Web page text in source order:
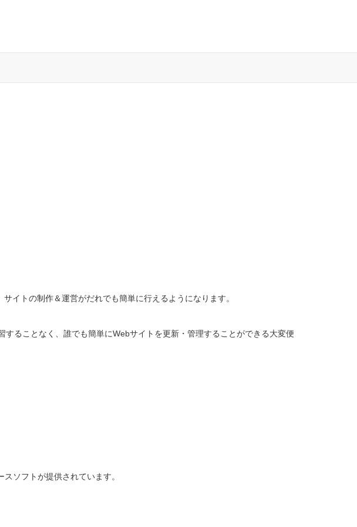
イトの制作＆運営がだれでも簡単に行えるようになります。
ることなく、誰でも簡単にWebサイトを更新・管理することができる大変便
ソフトが提供されています。